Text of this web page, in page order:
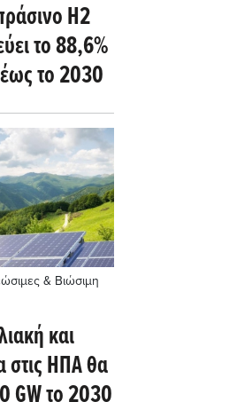
Η2
το 88,6%
το 2030
& Βιώσιμη
και
στις ΗΠΑ θα